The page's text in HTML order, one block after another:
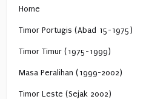
Home
Timor Portugis (Abad 15-1975)
Timor Timur (1975-1999)
Masa Peralihan (1999-2002)
Timor Leste (Sejak 2002)